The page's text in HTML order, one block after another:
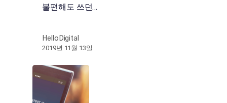
불편해도 쓰던…
HelloDigital
2019년 11월 13일